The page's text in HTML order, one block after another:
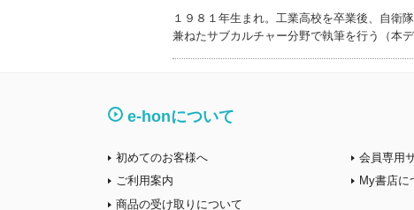
１９８１年生まれ。工業高校を卒業後、自衛
兼ねたサブカルチャー分野で執筆を行う（本
e-honについて
初めてのお客様へ
ご利用案内
商品の受け取りについて
会員専用
My書店に